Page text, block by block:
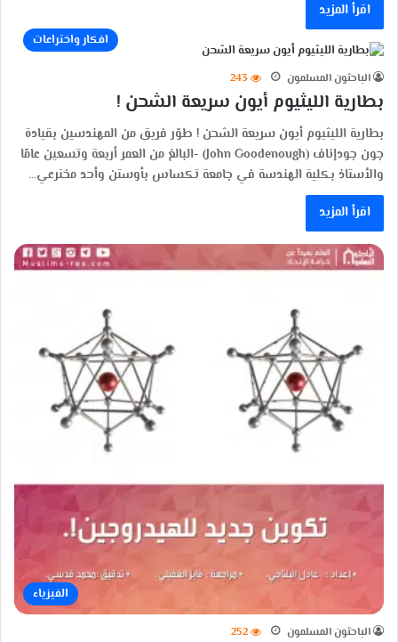
اقرأ المزيد
افكار واختراعات
الباحثون المسلمون 243
بطارية الليثيوم أيون سريعة الشحن !
بطارية الليثيوم أيون سريعة الشحن ! طوّر فريق من المهندسين بقيادة
جون جودإناف (John Goodenough) -البالغ من العمر أربعة وتسعين عامًا
والأستاذ بكلية الهندسة في جامعة تكساس بأوستن وأحد مخترعي…
اقرأ المزيد
الفيزياء
الباحثون المسلمون 252